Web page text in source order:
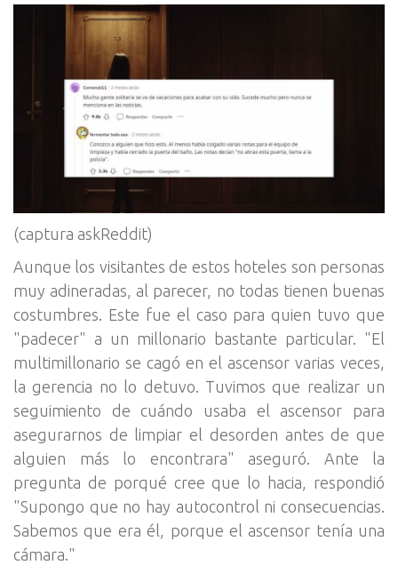
(captura askReddit)
Aunque los visitantes de estos hoteles son personas
muy adineradas, al parecer, no todas tienen buenas
costumbres. Este fue el caso para quien tuvo que
"padecer" a un millonario bastante particular. "El
multimillonario se cagó en el ascensor varias veces,
la gerencia no lo detuvo. Tuvimos que realizar un
seguimiento de cuándo usaba el ascensor para
asegurarnos de limpiar el desorden antes de que
alguien más lo encontrara" aseguró. Ante la
pregunta de porqué cree que lo hacia, respondió
"Supongo que no hay autocontrol ni consecuencias.
Sabemos que era él, porque el ascensor tenía una
cámara."